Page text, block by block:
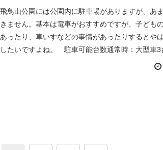
飛鳥山公園には公園内に駐車場がありますが、あ
きません。基本は電車がおすすめですが、子ども
あったり、車いすなどの事情があったりするとや
したいですよね。 駐車可能台数通常時：大型車